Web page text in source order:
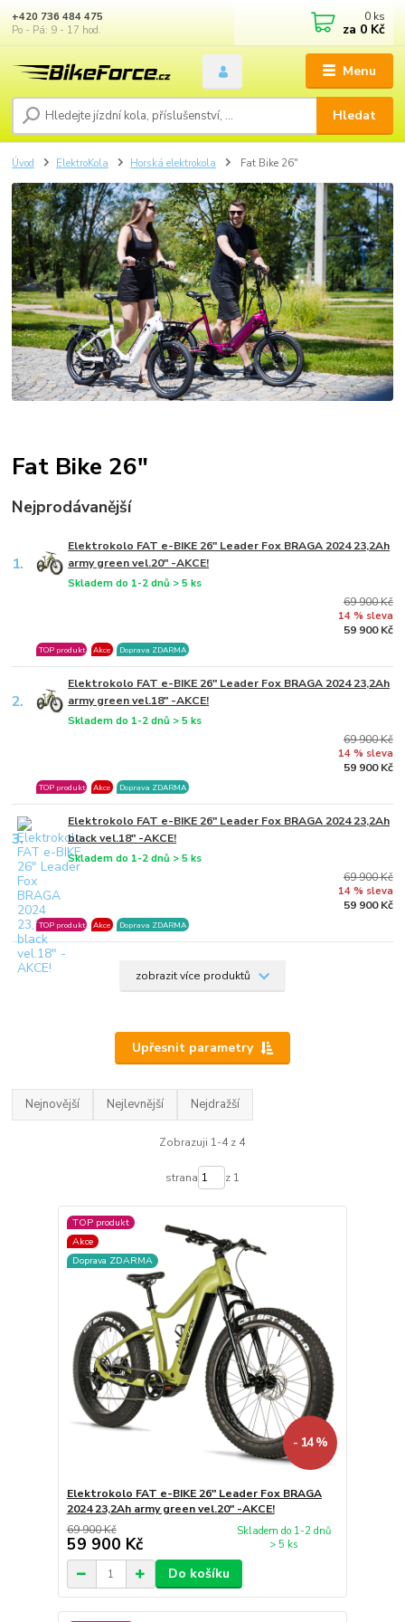
Menu
Hledat
+420 736 484 475
Po - Pá: 9 - 17 hod.
0 ks
za 0 Kč
Úvod ElektroKola Horská elektrokola Fat Bike 26"
Fat Bike 26"
Nejprodávanější
1.
Elektrokolo FAT e-BIKE 26" Leader Fox BRAGA 2024 23,2Ah
army green vel.20" -AKCE!
Skladem do 1-2 dnů > 5 ks
TOP produkt Akce Doprava ZDARMA
69 900 Kč
14 % sleva
59 900 Kč
2.
Elektrokolo FAT e-BIKE 26" Leader Fox BRAGA 2024 23,2Ah
army green vel.18" -AKCE!
Skladem do 1-2 dnů > 5 ks
TOP produkt Akce Doprava ZDARMA
69 900 Kč
14 % sleva
59 900 Kč
3.
Elektrokolo FAT e-BIKE 26" Leader Fox BRAGA 2024 23,2Ah
black vel.18" -AKCE!
Skladem do 1-2 dnů > 5 ks
TOP produkt Akce Doprava ZDARMA
69 900 Kč
14 % sleva
59 900 Kč
zobrazit více produktů
Upřesnit parametry
Nejnovější Nejlevnější Nejdražší
Zobrazuji 1-4 z 4
strana z 1
TOP produkt
Akce
Doprava ZDARMA
- 14 %
Elektrokolo FAT e-BIKE 26" Leader Fox BRAGA
2024 23,2Ah army green vel.20" -AKCE!
69 900 Kč
59 900 Kč
Skladem do 1-2 dnů
> 5 ks
Do košíku